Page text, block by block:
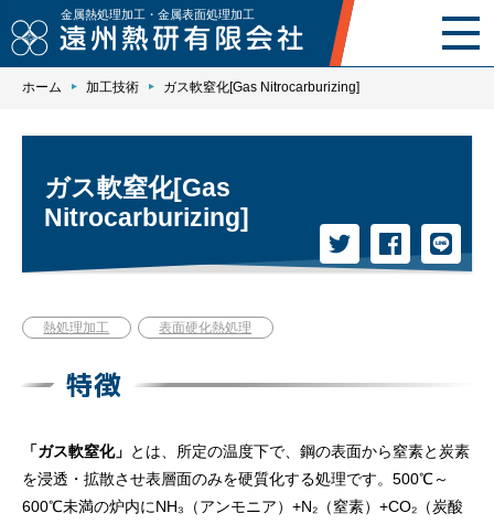
金属熱処理加工・金属表面処理加工
ホーム
加工技術
設備紹介
品質保証
ホーム 加工技術 ガス軟窒化[Gas Nitrocarburizing]
ガス軟窒化[Gas
Nitrocarburizing]
熱処理加工 表面硬化熱処理
特徴
「ガス軟窒化」 とは、所定の温度下で、鋼の表面から窒素と炭素
を浸透・拡散させ表層面のみを硬質化する処理です。500℃～
600℃未満の炉内にNH₃（アンモニア）+N₂（窒素）+CO₂（炭酸